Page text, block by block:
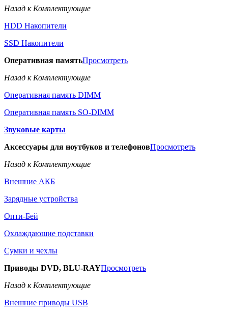
Назад к Комплектующие
HDD Накопители
SSD Накопители
Оперативная памятьПросмотреть
Назад к Комплектующие
Оперативная память DIMM
Оперативная память SO-DIMM
Звуковые карты
Аксессуары для ноутбуков и телефоновПросмотреть
Назад к Комплектующие
Внешние АКБ
Зарядные устройства
Опти-Бей
Охлаждающие подставки
Сумки и чехлы
Приводы DVD, BLU-RAYПросмотреть
Назад к Комплектующие
Внешние приводы USB